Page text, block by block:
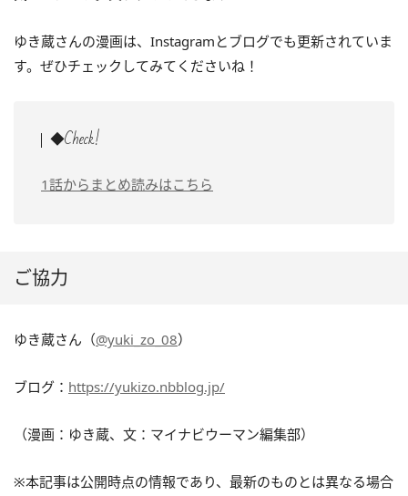
ゆき蔵さんの漫画は、Instagramとブログでも更新されていま
す。ぜひチェックしてみてくださいね！
◆Check!
1話からまとめ読みはこちら
ご協力
ゆき蔵さん（@yuki_zo_08）
ブログ： https://yukizo.nbblog.jp/
（漫画：ゆき蔵、文：マイナビウーマン編集部）
※本記事は公開時点の情報であり、最新のものとは異なる場合